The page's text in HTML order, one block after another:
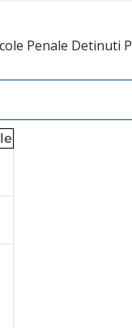
Penale Detinuti